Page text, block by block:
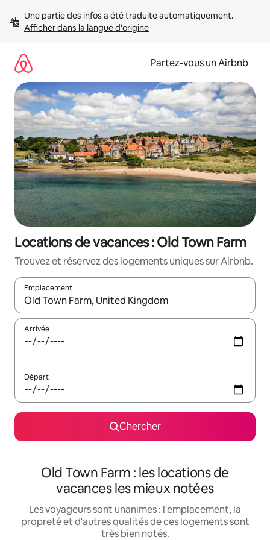
directement
Afficher dans la langue d'origine
Partez-vous un Airbnb
Locations de vacances : Old Town Farm
Trouvez et réservez des logements uniques sur Airbnb.
Emplacement
Quand les résultats sont affichés, parcourez-les en utilisant
Arrivée
Départ
Chercher
Old Town Farm : les locations de
vacances les mieux notées
Les voyageurs sont unanimes : l'emplacement, la
propreté et d'autres qualités de ces logements sont
très bien notés.